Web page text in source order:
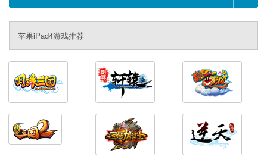
苹果iPad4游戏推荐